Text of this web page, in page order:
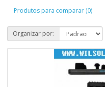
Produtos para comparar (0)
Organizar por: